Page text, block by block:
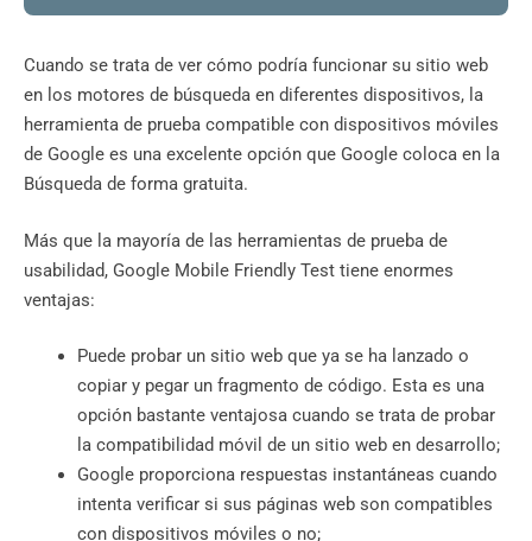
Cuando se trata de ver cómo podría funcionar su sitio web
en los motores de búsqueda en diferentes dispositivos, la
herramienta de prueba compatible con dispositivos móviles
de Google es una excelente opción que Google coloca en la
Búsqueda de forma gratuita.
Más que la mayoría de las herramientas de prueba de
usabilidad, Google Mobile Friendly Test tiene enormes
ventajas:
Puede probar un sitio web que ya se ha lanzado o
copiar y pegar un fragmento de código. Esta es una
opción bastante ventajosa cuando se trata de probar
la compatibilidad móvil de un sitio web en desarrollo;
Google proporciona respuestas instantáneas cuando
intenta verificar si sus páginas web son compatibles
con dispositivos móviles o no;